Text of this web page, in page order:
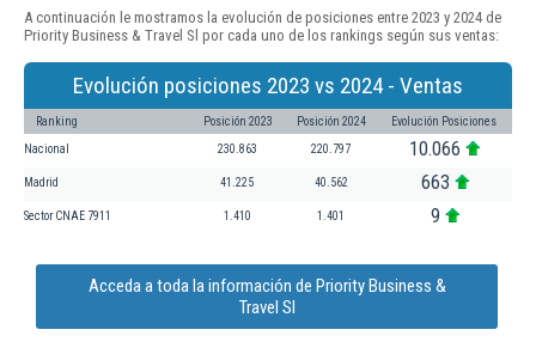
A continuación le mostramos la evolución de posiciones entre 2023 y 2024 de
Priority Business & Travel Sl por cada uno de los rankings según sus ventas:
Evolución posiciones 2023 vs 2024 - Ventas
Ranking Posición 2023 Posición 2024 Evolución Posiciones
Nacional 230.863 220.797 10.066
Madrid 41.225 40.562 663
Sector CNAE 7911 1.410 1.401 9
Acceda a toda la información de Priority Business &
Travel Sl